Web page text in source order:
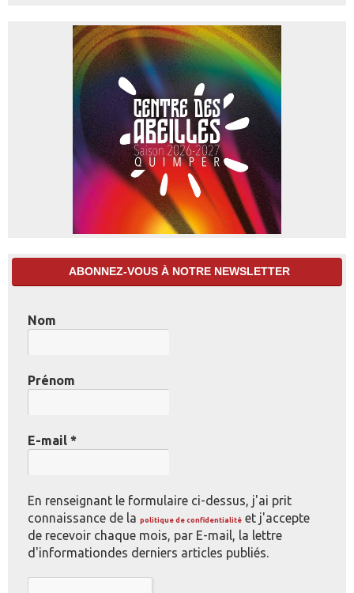
ABONNEZ-VOUS À NOTRE NEWSLETTER
Nom
Prénom
E-mail *
En renseignant le formulaire ci-dessus, j'ai prit
connaissance de la politique de confidentialité et j'accepte
de recevoir chaque mois, par E-mail, la lettre
d'informationdes derniers articles publiés.